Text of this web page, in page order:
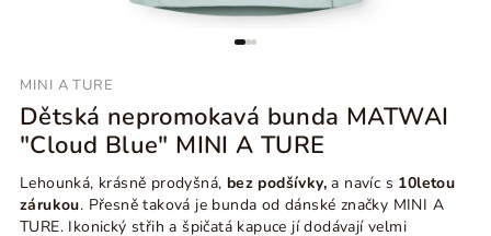
MINI A TURE
Dětská nepromokavá bunda MATWAI
"Cloud Blue" MINI A TURE
Lehounká, krásně prodyšná, bez podšívky,a navíc s 10letou
zárukou. Přesně taková je bunda od dánské značky MINI A
TURE. Ikonický střih a špičatá kapuce jí dodávají velmi